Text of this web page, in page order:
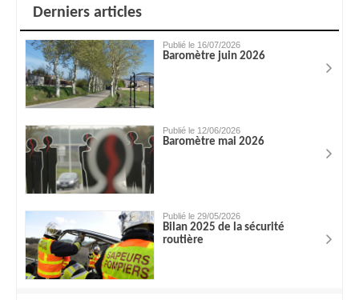
Derniers articles
Publié le 16/07/2026
Baromètre juin 2026
Publié le 12/06/2026
Baromètre mai 2026
Publié le 29/05/2026
Bilan 2025 de la sécurité
routière